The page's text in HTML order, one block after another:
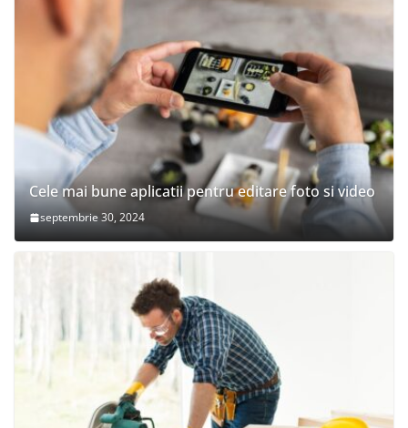
Cele mai bune aplicatii pentru editare foto si video
septembrie 30, 2024